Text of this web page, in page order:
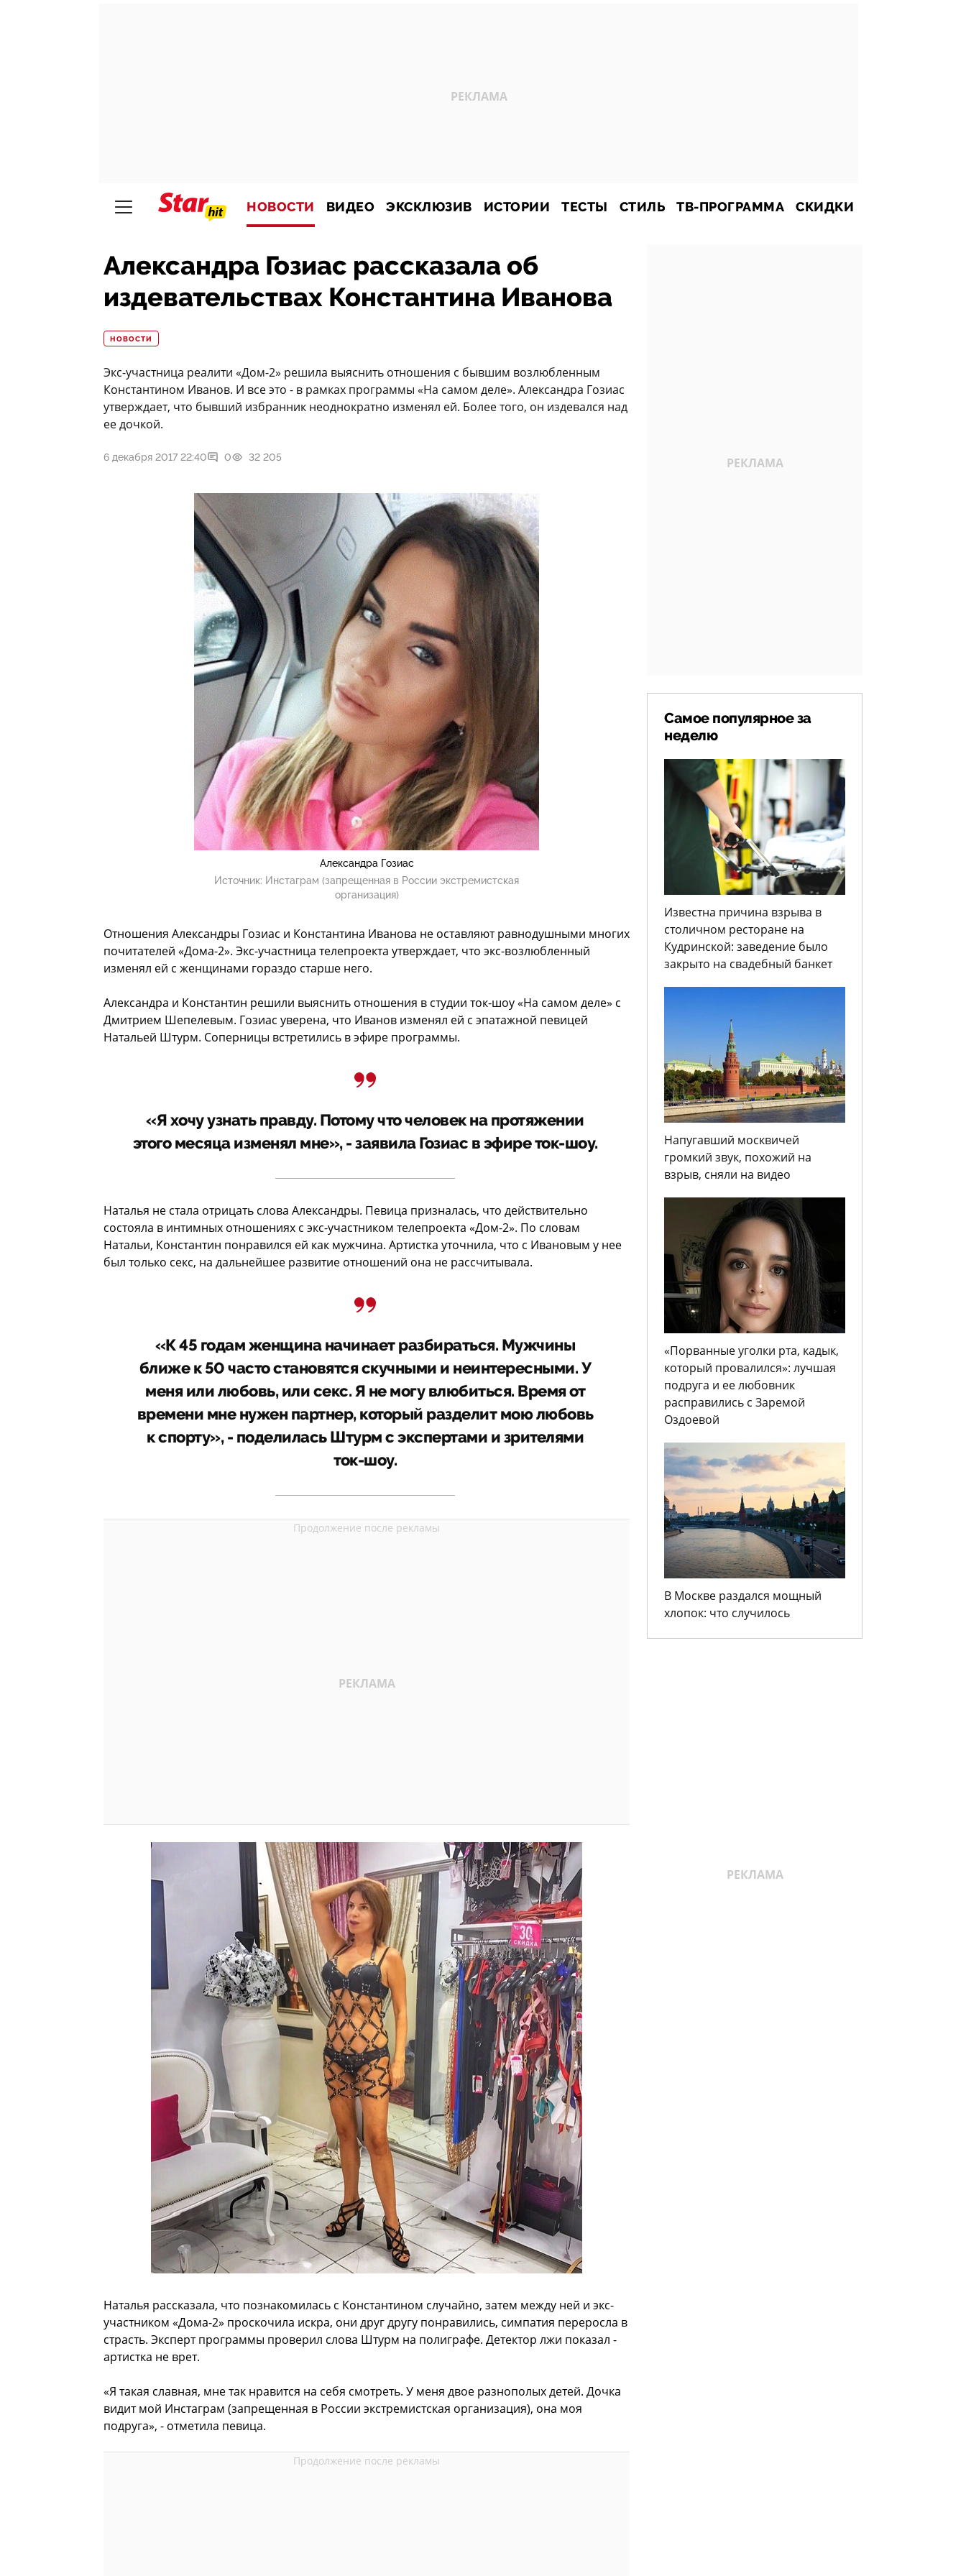
НОВОСТИ ВИДЕО ЭКСКЛЮЗИВ ИСТОРИИ ТЕСТЫ СТИЛЬ ТВ-ПРОГРАММА СКИДКИ
Александра Гозиас рассказала об
издевательствах Константина Иванова
НОВОСТИ
Экс-участница реалити «Дом-2» решила выяснить отношения с бывшим возлюбленным
Константином Иванов. И все это - в рамках программы «На самом деле». Александра Гозиас
утверждает, что бывший избранник неоднократно изменял ей. Более того, он издевался над
ее дочкой.
6 декабря 2017 22:40 0 32 205
Александра Гозиас
Источник: Инстаграм (запрещенная в России экстремистская
организация)
Отношения Александры Гозиас и Константина Иванова не оставляют равнодушными многих
почитателей «Дома-2». Экс-участница телепроекта утверждает, что экс-возлюбленный
изменял ей с женщинами гораздо старше него.
Александра и Константин решили выяснить отношения в студии ток-шоу «На самом деле» с
Дмитрием Шепелевым. Гозиас уверена, что Иванов изменял ей с эпатажной певицей
Натальей Штурм. Соперницы встретились в эфире программы.
«Я хочу узнать правду. Потому что человек на протяжении
этого месяца изменял мне», - заявила Гозиас в эфире ток-шоу.
Наталья не стала отрицать слова Александры. Певица призналась, что действительно
состояла в интимных отношениях с экс-участником телепроекта «Дом-2». По словам
Натальи, Константин понравился ей как мужчина. Артистка уточнила, что с Ивановым у нее
был только секс, на дальнейшее развитие отношений она не рассчитывала.
«К 45 годам женщина начинает разбираться. Мужчины
ближе к 50 часто становятся скучными и неинтересными. У
меня или любовь, или секс. Я не могу влюбиться. Время от
времени мне нужен партнер, который разделит мою любовь
к спорту», - поделилась Штурм с экспертами и зрителями
ток-шоу.
Наталья рассказала, что познакомилась с Константином случайно, затем между ней и экс-
участником «Дома-2» проскочила искра, они друг другу понравились, симпатия переросла в
страсть. Эксперт программы проверил слова Штурм на полиграфе. Детектор лжи показал -
артистка не врет.
«Я такая славная, мне так нравится на себя смотреть. У меня двое разнополых детей. Дочка
видит мой Инстаграм (запрещенная в России экстремистская организация), она моя
подруга», - отметила певица.
Самое популярное за
неделю
Известна причина взрыва в
столичном ресторане на
Кудринской: заведение было
закрыто на свадебный банкет
Напугавший москвичей
громкий звук, похожий на
взрыв, сняли на видео
«Порванные уголки рта, кадык,
который провалился»: лучшая
подруга и ее любовник
расправились с Заремой
Оздоевой
В Москве раздался мощный
хлопок: что случилось